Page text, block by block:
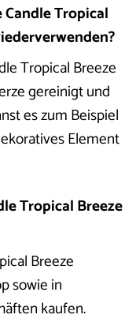
Candle Tropical
Tropical Breeze
gereinigt und
es zum Beispiel
Element
Tropical Breeze
Breeze
sowie in
kaufen.